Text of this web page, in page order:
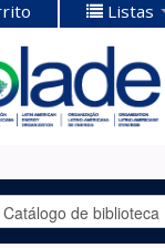
Listas